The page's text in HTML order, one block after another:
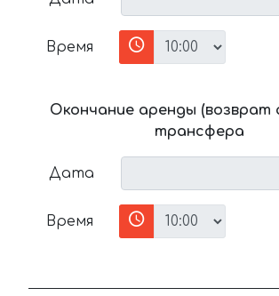
Время
Окончание аренды (возврат
трансфера
Дата
Время